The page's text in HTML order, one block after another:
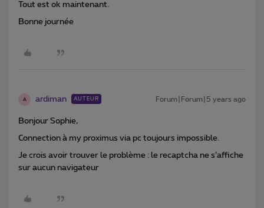
Tout est ok maintenant.
Bonne journée
A ardiman AUTEUR Forum|Forum|5 years ago
Bonjour Sophie,
Connection à my proximus via pc toujours impossible.
Je crois avoir trouver le problème : le recaptcha ne s’affiche
sur aucun navigateur